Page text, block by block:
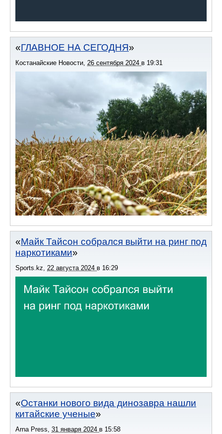
ГЛАВНОЕ НА СЕГОДНЯ
Костанайские Новости 26 сентября 2024 в 19:31
Майк Тайсон собрался выйти на ринг под
наркотиками
Sports.kz 22 августа 2024 в 16:29
Останки нового вида динозавра нашли
китайские ученые
Arna Press 31 января 2024 в 15:58